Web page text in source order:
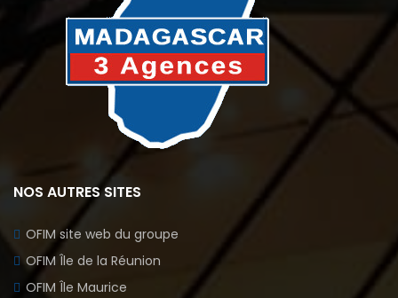
NOS AUTRES SITES
OFIM site web du groupe
OFIM Île de la Réunion
OFIM Île Maurice
OFIM Commerces
OFIM Annonces Vidéos
OFIM Top Annonces
Immobilier Ouest la Réunion